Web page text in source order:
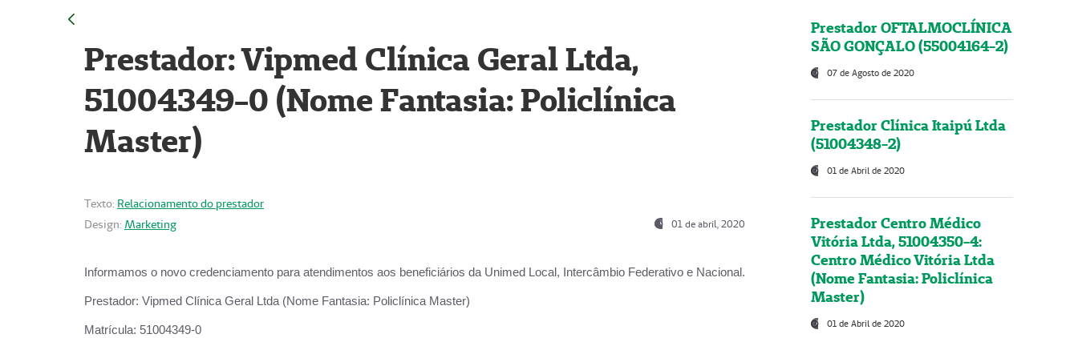
Prestador: Vipmed Clínica Geral Ltda,
51004349-0 (Nome Fantasia: Policlínica
Master)
Texto: Relacionamento do prestador
Design: Marketing 01 de abril, 2020
Informamos o novo credenciamento para atendimentos aos beneficiários da Unimed Local, Intercâmbio Federativo e Nacional.
Prestador: Vipmed Clínica Geral Ltda (Nome Fantasia: Policlínica Master)
Matrícula: 51004349-0
Prestador OFTALMOCLÍNICA
SÃO GONÇALO (55004164-2)
07 de Agosto de 2020
Prestador Clínica Itaipú Ltda
(51004348-2)
01 de Abril de 2020
Prestador Centro Médico
Vitória Ltda, 51004350-4:
Centro Médico Vitória Ltda
(Nome Fantasia: Policlínica
Master)
01 de Abril de 2020